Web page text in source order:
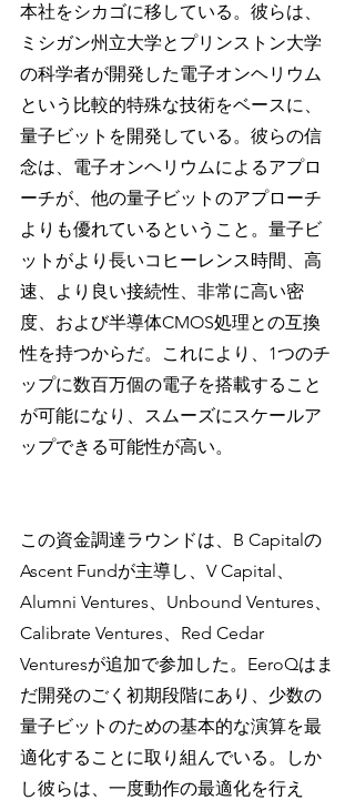
本社をシカゴに移している。彼らは、
ミシガン州立大学とプリンストン大学
の科学者が開発した電子オンヘリウム
という比較的特殊な技術をベースに、
量子ビットを開発している。彼らの信
念は、電子オンヘリウムによるアプロ
ーチが、他の量子ビットのアプローチ
よりも優れているということ。量子ビ
ットがより長いコヒーレンス時間、高
速、より良い接続性、非常に高い密
度、および半導体CMOS処理との互換
性を持つからだ。これにより、1つのチ
ップに数百万個の電子を搭載すること
が可能になり、スムーズにスケールア
ップできる可能性が高い。
この資金調達ラウンドは、B Capitalの
Ascent Fundが主導し、V Capital、
Alumni Ventures、Unbound Ventures、
Calibrate Ventures、Red Cedar
Venturesが追加で参加した。EeroQはま
だ開発のごく初期段階にあり、少数の
量子ビットのための基本的な演算を最
適化することに取り組んでいる。しか
し彼らは、一度動作の最適化を行え